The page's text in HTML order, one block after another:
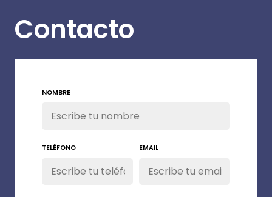
Contacto
NOMBRE
TELÉFONO EMAIL